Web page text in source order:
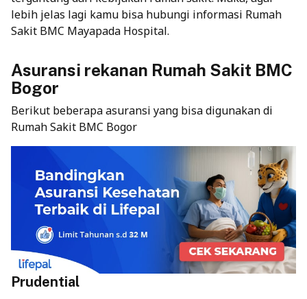
lebih jelas lagi kamu bisa hubungi informasi Rumah
Sakit BMC Mayapada Hospital.
Asuransi rekanan Rumah Sakit BMC
Bogor
Berikut beberapa asuransi yang bisa digunakan di
Rumah Sakit BMC Bogor
Prudential